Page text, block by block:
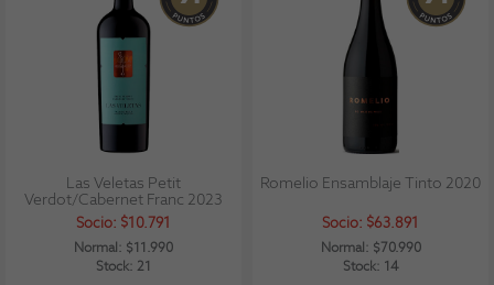
Las Veletas Petit
Verdot/Cabernet Franc 2023
Socio: $10.791
Normal: $11.990
Stock: 21
Romelio Ensamblaje Tinto 2020
Socio: $63.891
Normal: $70.990
Stock: 14